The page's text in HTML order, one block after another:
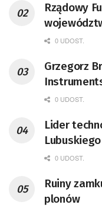
Rządowy
0 UDOST.
Grzegorz
Instruments S.A. Fizyk,
pracownik
doktor
Badań
0 UDOST.
Lider
Lubuskiego
0 UDOST.
Ruiny
plonów